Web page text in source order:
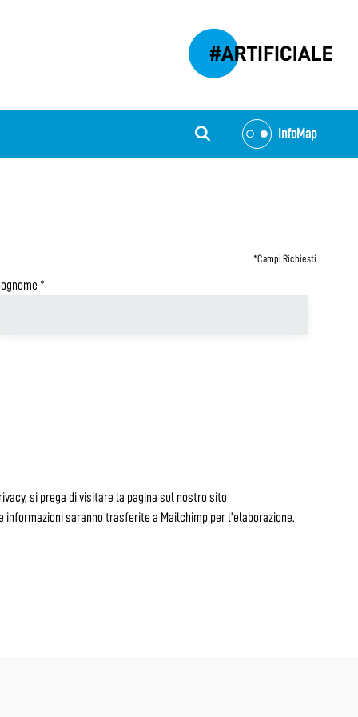
InfoMap
*Campi Richiesti
*
si prega di visitare la pagina sul nostro sito
saranno trasferite a Mailchimp per l'elaborazione.